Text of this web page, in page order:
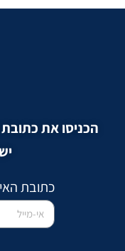
הכניסו את
כתובת